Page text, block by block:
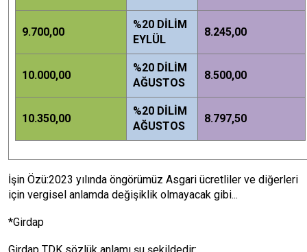
9.700,00
%20 DİLİM
EYLÜL
8.245,00
10.000,00
%20 DİLİM
AĞUSTOS
8.500,00
10.350,00
%20 DİLİM
AĞUSTOS
8.797,50
İşin Özü:2023 yılında öngörümüz Asgari ücretliler ve diğerleri
için vergisel anlamda değişiklik olmayacak gibi...
*Girdap